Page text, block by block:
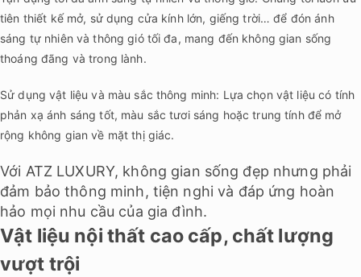
tiên thiết kế mở, sử dụng cửa kính lớn, giếng trời… để đón ánh
sáng tự nhiên và thông gió tối đa, mang đến không gian sống
thoáng đãng và trong lành.
Sử dụng vật liệu và màu sắc thông minh: Lựa chọn vật liệu có tính
phản xạ ánh sáng tốt, màu sắc tươi sáng hoặc trung tính để mở
rộng không gian về mặt thị giác.
Với ATZ LUXURY, không gian sống đẹp nhưng phải
đảm bảo thông minh, tiện nghi và đáp ứng hoàn
hảo mọi nhu cầu của gia đình.
Vật liệu nội thất cao cấp, chất lượng
vượt trội